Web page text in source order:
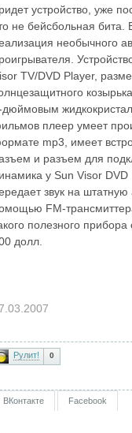
устройство, уже
не бейсбольная бита.
необычного
TV/DVD Player,
плеер умеет
mp3, имеет
и разъем для
у Sun Visor DVD
звук на
FM-
полезного прибора
долл.
Рулит! 0
ВКонтакте Facebook